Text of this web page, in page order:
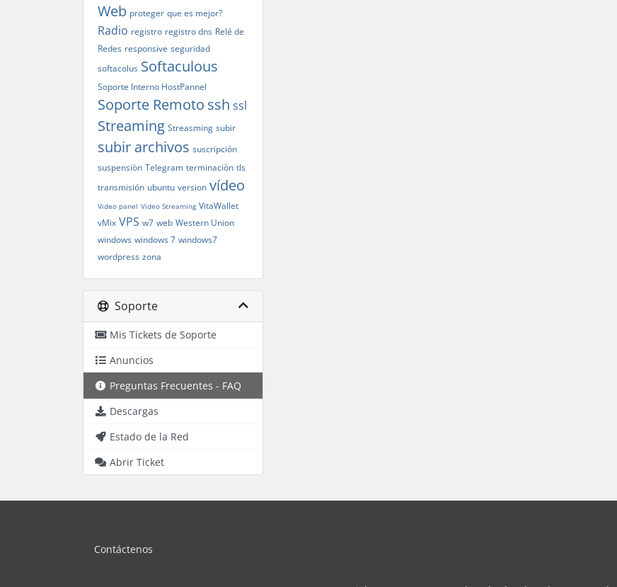
Web proteger que es mejor?
Radio registro registro dns Relé de
Redes responsive seguridad
softacolus Softaculous
Soporte Interno HostPannel
Soporte Remoto ssh ssl
Streaming Streasming subir
subir archivos suscripción
suspensiòn Telegram terminaciòn tls
transmisión ubuntu version vídeo
Video panel Video Streaming VitaWallet
vMix VPS w7 web Western Union
windows windows 7 windows7
wordpress zona
Soporte
Mis Tickets de Soporte
Anuncios
Preguntas Frecuentes - FAQ
Descargas
Estado de la Red
Abrir Ticket
Contáctenos